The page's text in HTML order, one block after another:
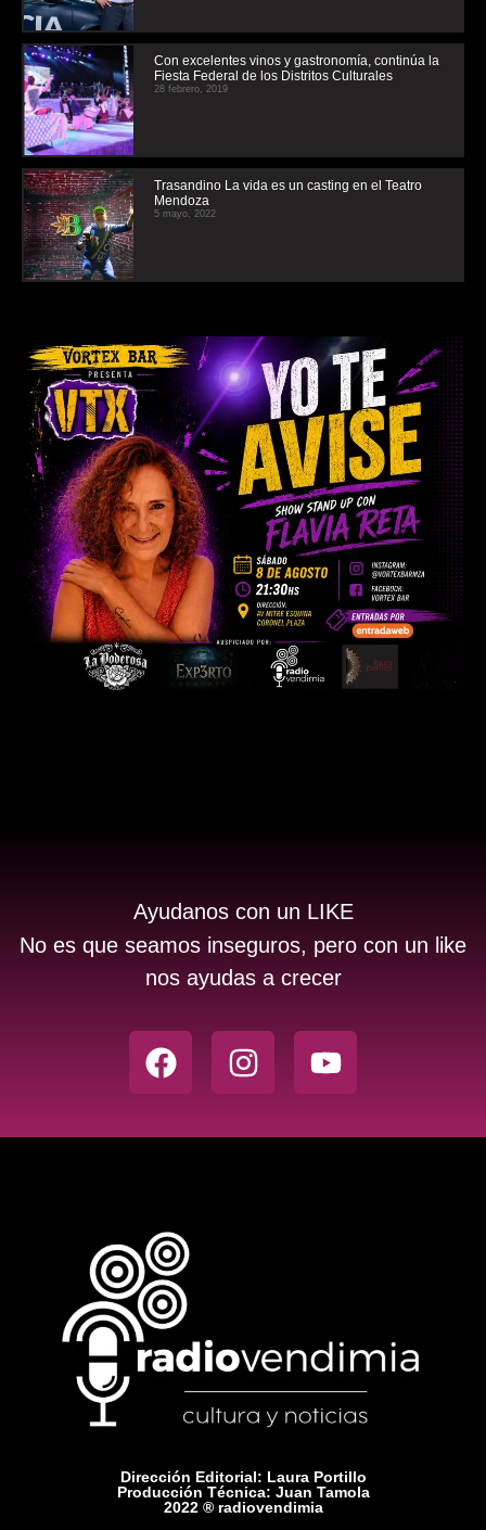
Con excelentes vinos y gastronomía, continúa la
Fiesta Federal de los Distritos Culturales
28 febrero, 2019
Trasandino La vida es un casting en el Teatro
Mendoza
5 mayo, 2022
Ayudanos con un LIKE
No es que seamos inseguros, pero con un like
nos ayudas a crecer
Dirección Editorial: Laura Portillo
Producción Técnica: Juan Tamola
2022 ® radiovendimia